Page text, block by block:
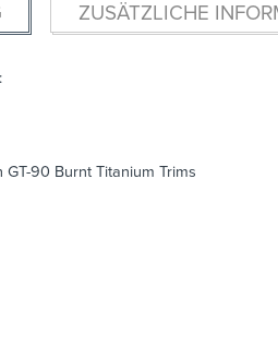
ZUSÄTZLICHE
GT-90 Burnt Titanium Trims